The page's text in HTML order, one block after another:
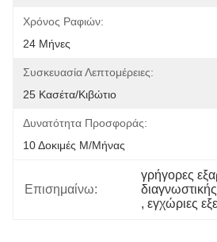
Χρόνος Ραφιών:
24 Μήνες
Συσκευασία Λεπτομέρειες:
25 Κασέτα/κιβώτιο
Δυνατότητα Προσφοράς:
10 Δοκιμές Μ/μήνας
Επισημαίνω:
γρήγορες
, εγχώριες